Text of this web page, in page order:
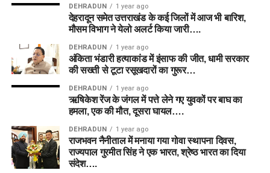
DEHRADUN 1 year ago
देहरादून समेत उत्तराखंड के कई जिलों में आज भी बारिश,
मौसम विभाग ने येलो अलर्ट किया जारी….
DEHRADUN 1 year ago
अंकिता भंडारी हत्याकांड में इंसाफ की जीत, धामी सरकार
की सख्ती से टूटा रसूखदारों का गुरूर…
DEHRADUN 1 year ago
ऋषिकेश रेंज के जंगल में पत्ते लेने गए युवकों पर बाघ का
हमला, एक की मौत, दूसरा घायल….
DEHRADUN 1 year ago
राजभवन नैनीताल में मनाया गया गोवा स्थापना दिवस,
राज्यपाल गुरमीत सिंह ने एक भारत, श्रेष्ठ भारत का दिया
संदेश….